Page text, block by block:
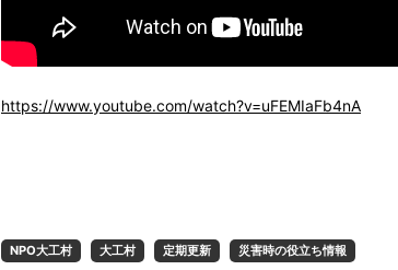
https://www.youtube.com/watch?v=uFEMIaFb4nA
NPO大工村 大工村 定期更新 災害時の役立ち情報